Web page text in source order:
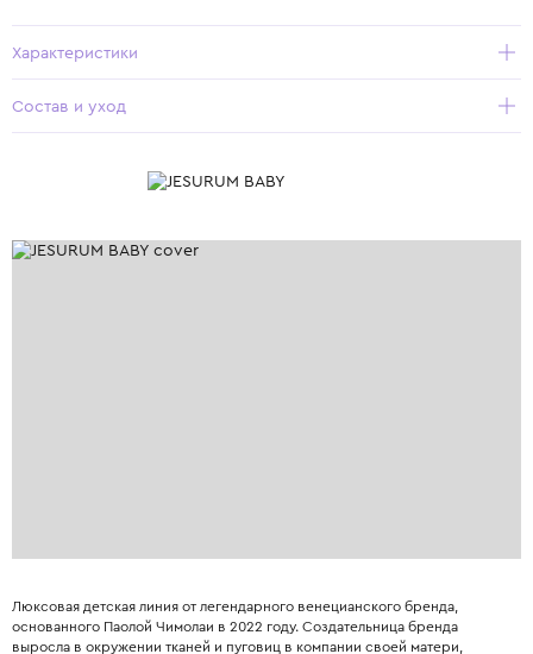
Характеристики
Состав и уход
Люксовая детская линия от легендарного венецианского бренда,
основанного Паолой Чимолаи в 2022 году. Создательница бренда
выросла в окружении тканей и пуговиц в компании своей матери,